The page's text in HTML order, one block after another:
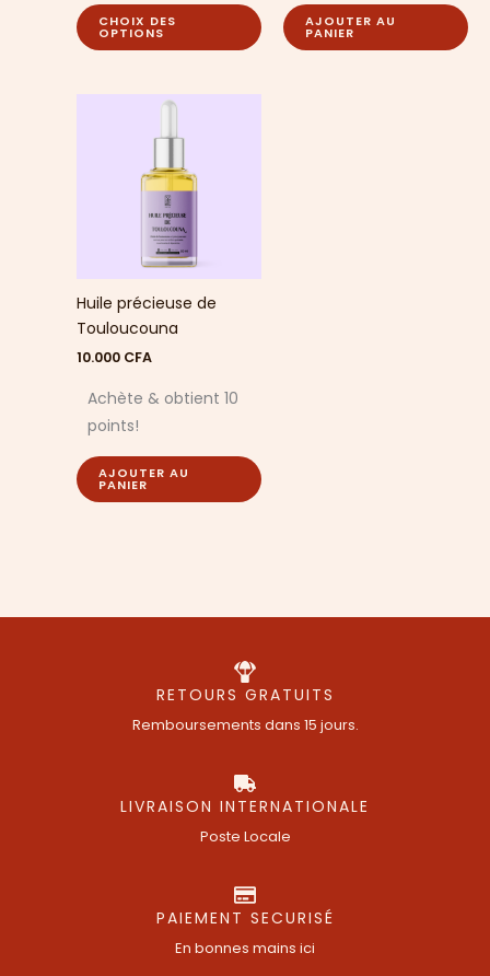
CHOIX DES
OPTIONS
produitAJOUTER AU
PANIER
Huile précieuse de
Touloucouna
10.000 CFA
Achète & obtient 10
points!
AJOUTER AU
PANIER
RETOURS GRATUITS
Remboursements dans 15 jours.
LIVRAISON INTERNATIONALE
Poste Locale
PAIEMENT SECURISÉ
En bonnes mains ici